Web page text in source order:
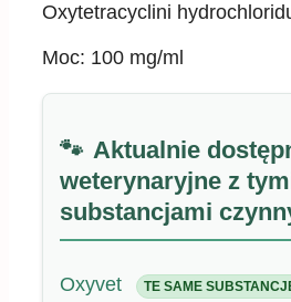
Oxytetracyclini
Moc: 100 mg/ml
Aktualnie
weterynaryjne z
substancjami
Oxyvet TE SAME